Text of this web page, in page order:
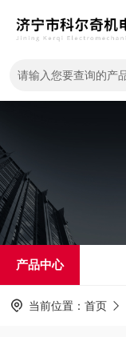
产品中心
当前位置： 首页